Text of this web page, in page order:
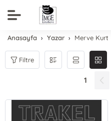
Anasayfa Yazar Merve Kurt
Filtre
1